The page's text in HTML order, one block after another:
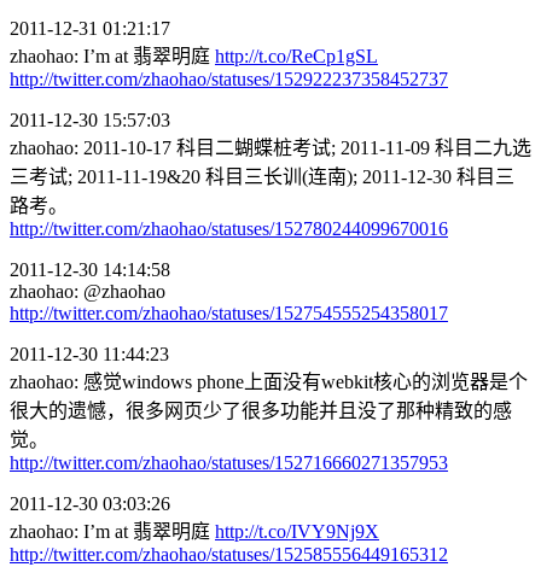
2011-12-31 01:21:17
zhaohao: I’m at 翡翠明庭 http://t.co/ReCp1gSL
http://twitter.com/zhaohao/statuses/152922237358452737
2011-12-30 15:57:03
zhaohao: 2011-10-17 科目二蝴蝶桩考试; 2011-11-09 科目二九选
三考试; 2011-11-19&20 科目三长训(连南); 2011-12-30 科目三
路考。
http://twitter.com/zhaohao/statuses/152780244099670016
2011-12-30 14:14:58
zhaohao: @zhaohao
http://twitter.com/zhaohao/statuses/152754555254358017
2011-12-30 11:44:23
zhaohao: 感觉windows phone上面没有webkit核心的浏览器是个
很大的遗憾，很多网页少了很多功能并且没了那种精致的感
觉。
http://twitter.com/zhaohao/statuses/152716660271357953
2011-12-30 03:03:26
zhaohao: I’m at 翡翠明庭 http://t.co/IVY9Nj9X
http://twitter.com/zhaohao/statuses/152585556449165312